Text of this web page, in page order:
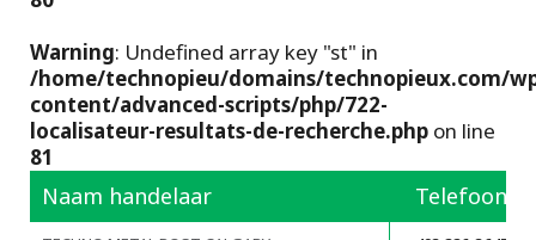
Alle
soorten
projecten
Warning: Undefined array key "st" in
/home/technopieu/domains/technopieux.com/
content/advanced-scripts/php/722-
localisateur-resultats-de-recherche.php on line
81
Naam handelaar Telefoon